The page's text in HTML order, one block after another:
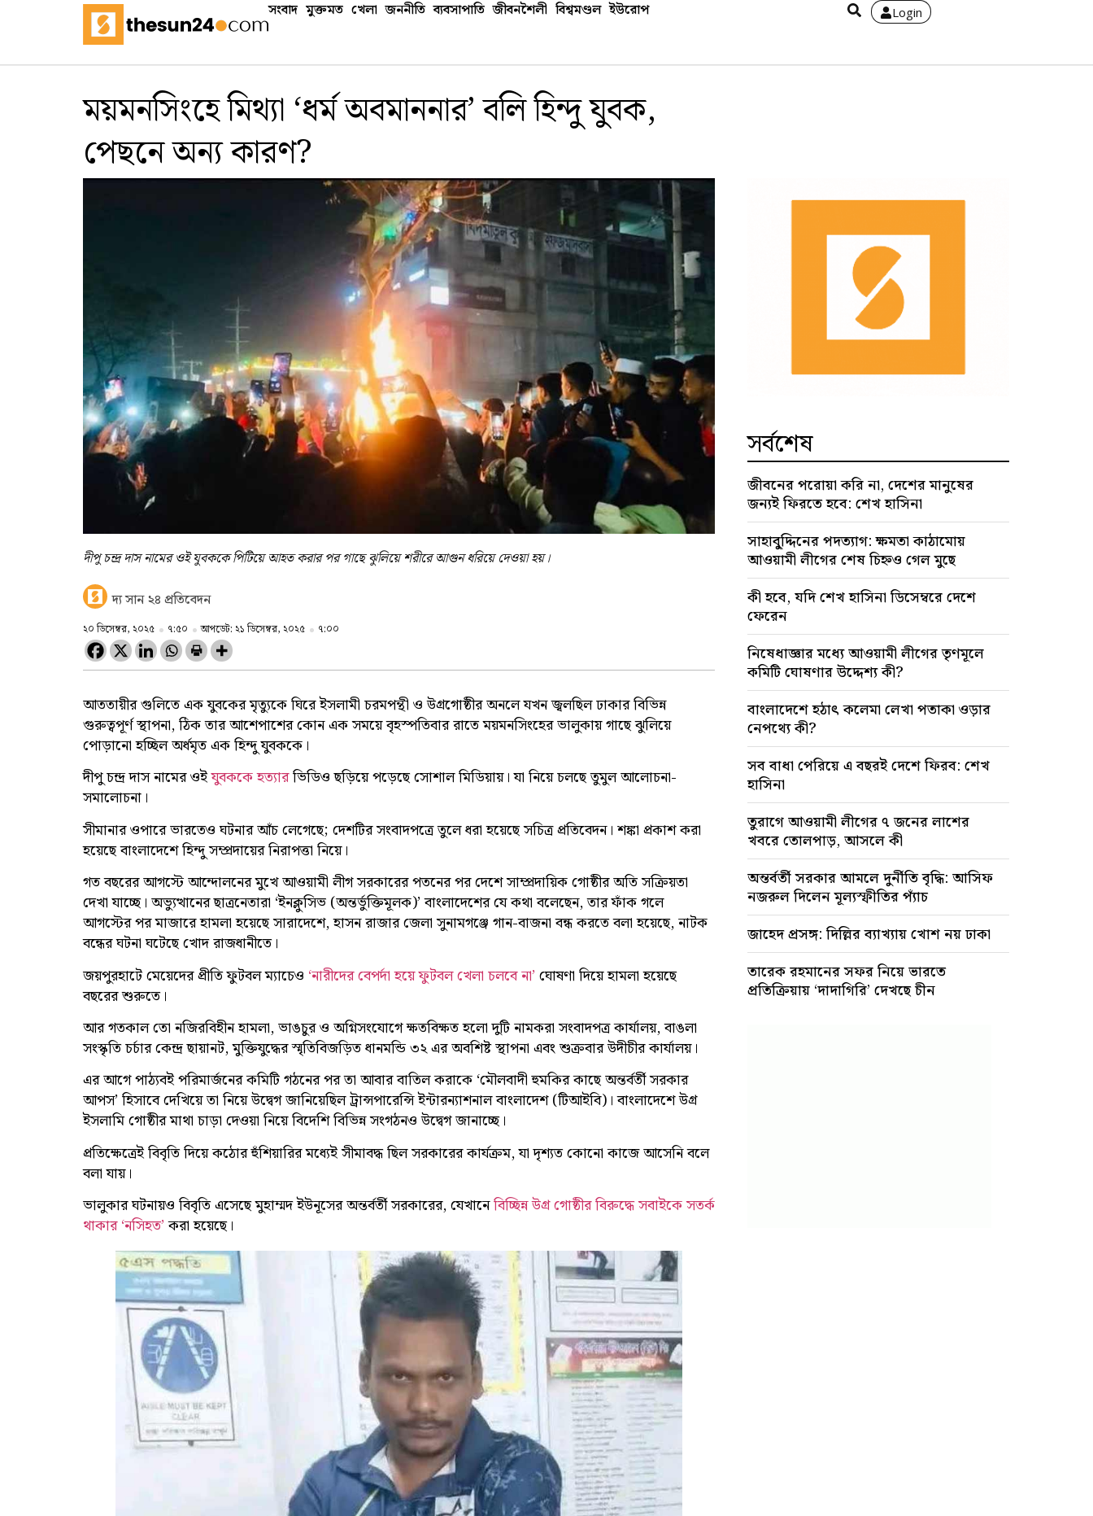
সংবাদ মুক্তমত খেলা জননীতি ব্যবসাপাতি জীবনশৈলী বিশ্বমণ্ডল ইউরোপ Login
ময়মনসিংহে মিথ্যা ‘ধর্ম অবমাননার’ বলি হিন্দু যুবক,
পেছনে অন্য কারণ?
দীপু চন্দ্র দাস নামের ওই যুবককে পিটিয়ে আহত করার পর গাছে ঝুলিয়ে শরীরে আগুন ধরিয়ে দেওয়া হয়।
দ্য সান ২৪ প্রতিবেদন
২০ ডিসেম্বর, ২০২৫ ৭:৫০ আপডেট: ২১ ডিসেম্বর, ২০২৫ ৭:০০
আততায়ীর গুলিতে এক যুবকের মৃত্যুকে ঘিরে ইসলামী চরমপন্থী ও উগ্রগোষ্ঠীর অনলে যখন জ্বলছিল ঢাকার বিভিন্ন
গুরুত্বপূর্ণ স্থাপনা, ঠিক তার আশেপাশের কোন এক সময়ে বৃহস্পতিবার রাতে ময়মনসিংহের ভালুকায় গাছে ঝুলিয়ে
পোড়ানো হচ্ছিল অর্ধমৃত এক হিন্দু যুবককে।
দীপু চন্দ্র দাস নামের ওইযুবককে হত্যারভিডিও ছড়িয়ে পড়েছে সোশাল মিডিয়ায়। যা নিয়ে চলছে তুমুল আলোচনা-
সমালোচনা।
সীমানার ওপারে ভারতেও ঘটনার আঁচ লেগেছে; দেশটির সংবাদপত্রে তুলে ধরা হয়েছে সচিত্র প্রতিবেদন। শঙ্কা প্রকাশ করা
হয়েছে বাংলাদেশে হিন্দু সম্প্রদায়ের নিরাপত্তা নিয়ে।
গত বছরের আগস্টে আন্দোলনের মুখে আওয়ামী লীগ সরকারের পতনের পর দেশে সাম্প্রদায়িক গোষ্ঠীর অতি সক্রিয়তা
দেখা যাচ্ছে। অভ্যুত্থানের ছাত্রনেতারা ‘ইনক্লুসিভ (অন্তর্ভুক্তিমূলক)’ বাংলাদেশের যে কথা বলেছেন, তার ফাঁক গলে
আগস্টের পর মাজারে হামলা হয়েছে সারাদেশে, হাসন রাজার জেলা সুনামগঞ্জে গান-বাজনা বন্ধ করতে বলা হয়েছে, নাটক
বন্ধের ঘটনা ঘটেছে খোদ রাজধানীতে।
জয়পুরহাটে মেয়েদের প্রীতি ফুটবল ম্যাচেও ‘নারীদের বেপর্দা হয়ে ফুটবল খেলা চলবে না’ঘোষণা দিয়ে হামলা হয়েছে
বছরের শুরুতে।
আর গতকাল তো নজিরবিহীন হামলা, ভাঙচুর ও অগ্নিসংযোগে ক্ষতবিক্ষত হলো দুটি নামকরা সংবাদপত্র কার্যালয়, বাঙলা
সংস্কৃতি চর্চার কেন্দ্র ছায়ানট, মুক্তিযুদ্ধের স্মৃতিবিজড়িত ধানমন্ডি ৩২ এর অবশিষ্ট স্থাপনা এবং শুক্রবার উদীচীর কার্যালয়।
এর আগে পাঠ্যবই পরিমার্জনের কমিটি গঠনের পর তা আবার বাতিল করাকে ‘মৌলবাদী হুমকির কাছে অন্তর্বর্তী সরকার
আপস’ হিসাবে দেখিয়ে তা নিয়ে উদ্বেগ জানিয়েছিল ট্রান্সপারেন্সি ইন্টারন্যাশনাল বাংলাদেশ (টিআইবি)। বাংলাদেশে উগ্র
ইসলামি গোষ্ঠীর মাথা চাড়া দেওয়া নিয়ে বিদেশি বিভিন্ন সংগঠনও উদ্বেগ জানাচ্ছে।
প্রতিক্ষেত্রেই বিবৃতি দিয়ে কঠোর হুঁশিয়ারির মধ্যেই সীমাবদ্ধ ছিল সরকারের কার্যক্রম, যা দৃশ্যত কোনো কাজে আসেনি বলে
বলা যায়।
ভালুকার ঘটনায়ও বিবৃতি এসেছে মুহাম্মদ ইউনূসের অন্তর্বর্তী সরকারের, যেখানেবিচ্ছিন্ন উগ্র গোষ্ঠীর বিরুদ্ধে সবাইকে সতর্ক
থাকার ‘নসিহত’করা হয়েছে।
সর্বশেষ
জীবনের পরোয়া করি না, দেশের মানুষের
জন্যই ফিরতে হবে: শেখ হাসিনা
সাহাবু্দ্দিনের পদত্যাগ: ক্ষমতা কাঠামোয়
আওয়ামী লীগের শেষ চিহ্নও গেল মুছে
কী হবে, যদি শেখ হাসিনা ডিসেম্বরে দেশে
ফেরেন
নিষেধাজ্ঞার মধ্যে আওয়ামী লীগের তৃণমূলে
কমিটি ঘোষণার উদ্দেশ্য কী?
বাংলাদেশে হঠাৎ কলেমা লেখা পতাকা ওড়ার
নেপথ্যে কী?
সব বাধা পেরিয়ে এ বছরই দেশে ফিরব: শেখ
হাসিনা
তুরাগে আওয়ামী লীগের ৭ জনের লাশের
খবরে তোলপাড়, আসলে কী
অন্তর্বর্তী সরকার আমলে দুর্নীতি বৃদ্ধি: আসিফ
নজরুল দিলেন মূল্যস্ফীতির প্যাঁচ
জাহেদ প্রসঙ্গ: দিল্লির ব্যাখ্যায় খোশ নয় ঢাকা
তারেক রহমানের সফর নিয়ে ভারতে
প্রতিক্রিয়ায় ‘দাদাগিরি’ দেখছে চীন